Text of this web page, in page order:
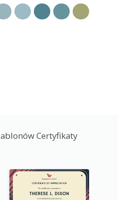
Certyfikaty